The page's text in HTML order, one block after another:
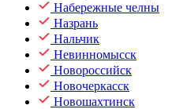
Набережные челны
Назрань
Нальчик
Невинномысск
Новороссийск
Новочеркасск
Новошахтинск